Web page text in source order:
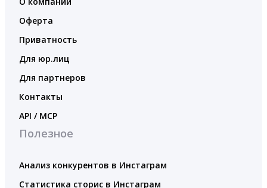
Оферта
Приватность
Для юр.лиц
Для партнеров
Контакты
API / MCP
Полезное
Анализ конкурентов в Инстаграм
Статистика сторис в Инстаграм